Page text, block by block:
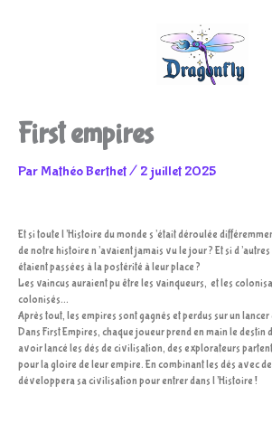
contenu
First empires
Par Mathéo Berthet/ 2 juillet 2025
Et si toute l’Histoire du monde s’était déroulée
de notre histoire n’avaient jamais vu le jour ? Et si
étaient passées à la postérité à leur place ?
Les vaincus auraient pu être les vainqueurs, et les
colonisés…
Après tout, les empires sont gagnés et perdus sur un lancer
Dans First Empires, chaque joueur prend en main le destin
avoir lancé les dés de civilisation, des explorateurs
pour la gloire de leur empire. En combinant les dés avec
développera sa civilisation pour entrer dans l’Histoire !